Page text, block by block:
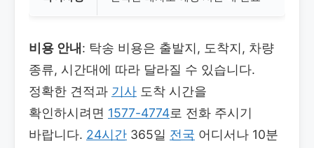
비용 안내 : 탁송 비용은 출발지, 도착지, 차량
종류, 시간대에 따라 달라질 수 있습니다.
정확한 견적과 기사 도착 시간을
확인하시려면 1577-4774로 전화 주시기
바랍니다. 24시간 365일 전국 어디서나 10분